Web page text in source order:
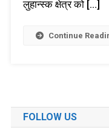
लुहान्स्क क्षेत्र को […]
Continue
FOLLOW US